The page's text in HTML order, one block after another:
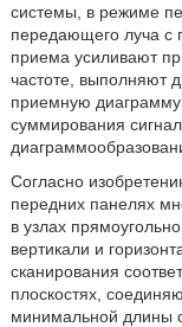
системы, в режиме
передающего луча
приема усиливают
частоте, выполняют
приемную диаграмму
суммирования
Согласно
передних панелях
в узлах
вертикали и
сканирования
плоскостях,
минимальной длины